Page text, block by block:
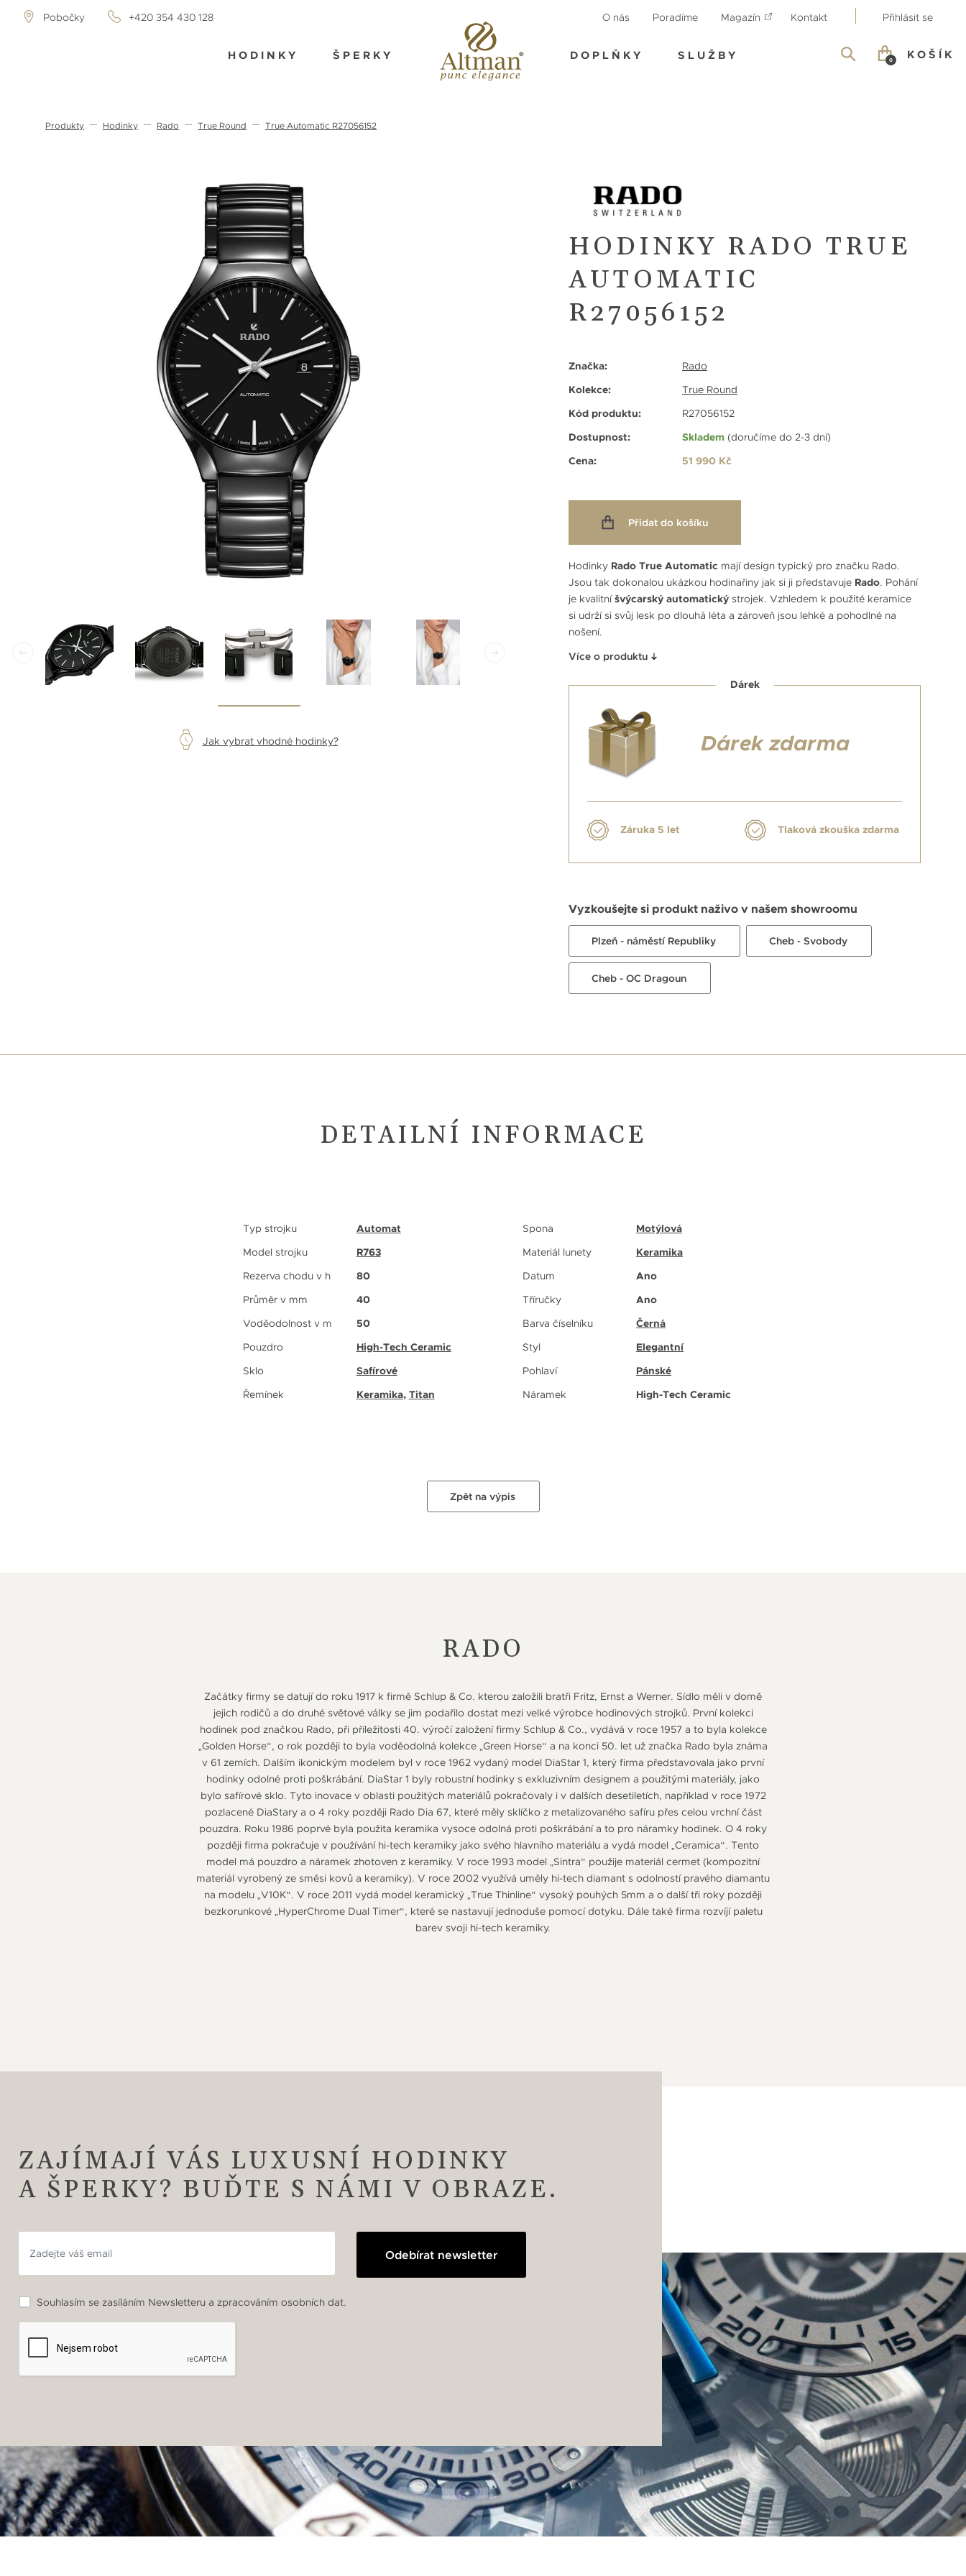
Pobočky +420 354 430 128 O nás Poradíme Magazín Kontakt Přihlásit se
HODINKY ŠPERKY DOPLŇKY SLUŽBY KOŠÍK
0
Produkty Hodinky Rado True Round True Automatic R27056152
Jak vybrat vhodné hodinky?
HODINKY RADO TRUE
AUTOMATIC
R27056152
Značka:
Rado
Kolekce:
True Round
Kód produktu:
R27056152
Dostupnost:
Skladem (doručíme do 2-3 dní)
Cena:
51 990 Kč
Přidat do košíku
Hodinky Rado True Automatic mají design typický pro značku Rado.
Jsou tak dokonalou ukázkou hodinařiny jak si ji představuje Rado. Pohání
je kvalitníšvýcarský automatický strojek. Vzhledem k použité keramice
si udrží si svůj lesk po dlouhá léta a zároveň jsou lehké a pohodlné na
nošení.
Více o produktu
Dárek
Dárek zdarma
Záruka 5 let Tlaková zkouška zdarma
Vyzkoušejte si produkt naživo v našem showroomu
Plzeň - náměstí Republiky Cheb - Svobody
Cheb - OC Dragoun
DETAILNÍ INFORMACE
Typ strojku
Automat
Model strojku
R763
Rezerva chodu v h
80
Průměr v mm
40
Voděodolnost v m
50
Pouzdro
High-Tech Ceramic
Sklo
Safírové
Řemínek
Keramika, Titan
Spona
Motýlová
Materiál lunety
Keramika
Datum
Ano
Tříručky
Ano
Barva číselníku
Černá
Styl
Elegantní
Pohlaví
Pánské
Náramek
High-Tech Ceramic
Zpět na výpis
RADO
Začátky firmy se datují do roku 1917 k firmě Schlup & Co. kterou založili bratři Fritz, Ernst a Werner. Sídlo měli v domě
jejich rodičů a do druhé světové války se jim podařilo dostat mezi velké výrobce hodinových strojků. První kolekci
hodinek pod značkou Rado, při příležitosti 40. výročí založení firmy Schlup & Co., vydává v roce 1957 a to byla kolekce
„Golden Horse“, o rok později to byla voděodolná kolekce „Green Horse“ a na konci 50. let už značka Rado byla známa
v 61 zemích. Dalším ikonickým modelem byl v roce 1962 vydaný model DiaStar 1, který firma představovala jako první
hodinky odolné proti poškrábání. DiaStar 1 byly robustní hodinky s exkluzivním designem a použitými materiály, jako
bylo safírové sklo. Tyto inovace v oblasti použitých materiálů pokračovaly i v dalších desetiletích, například v roce 1972
pozlacené DiaStary a o 4 roky později Rado Dia 67, které měly sklíčko z metalizovaného safíru přes celou vrchní část
pouzdra. Roku 1986 poprvé byla použita keramika vysoce odolná proti poškrábání a to pro náramky hodinek. O 4 roky
později firma pokračuje v používání hi-tech keramiky jako svého hlavního materiálu a vydá model „Ceramica“. Tento
model má pouzdro a náramek zhotoven z keramiky. V roce 1993 model „Sintra“ použije materiál cermet (kompozitní
materiál vyrobený ze směsi kovů a keramiky). V roce 2002 využívá uměly hi-tech diamant s odolností pravého diamantu
na modelu „V10K“. V roce 2011 vydá model keramický „True Thinline“ vysoký pouhých 5mm a o další tři roky později
bezkorunkové „HyperChrome Dual Timer“, které se nastavují jednoduše pomocí dotyku. Dále také firma rozvíjí paletu
barev svoji hi-tech keramiky.
ZAJÍMAJÍ VÁS LUXUSNÍ HODINKY
A ŠPERKY? BUĎTE S NÁMI V OBRAZE.
Odebírat newsletter
Souhlasím se zasíláním Newsletteru a zpracováním osobních dat.